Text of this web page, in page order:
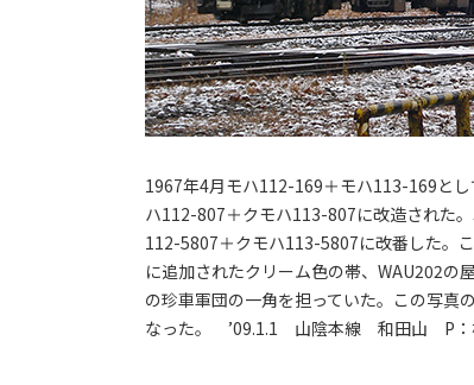
1967年4月モハ112-169＋モハ113-169と
ハ112-807＋クモハ113-807に改造された
112-5807＋クモハ113-5807に改番した。
に追加されたクリーム色の帯、WAU202の
の珍車軍団の一角を担っていた。この写真
なった。 ’09.1.1 山陰本線 和田山 P：